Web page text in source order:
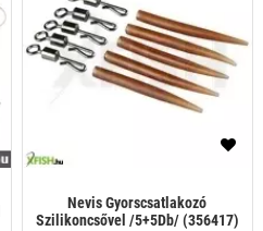
Nevis Gyorscsatlakozó
Szilikoncsővel /5+5Db/ (356417)